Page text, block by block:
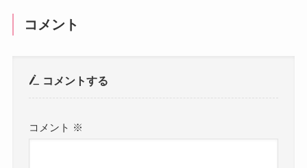
コメント
コメントする
コメント ※